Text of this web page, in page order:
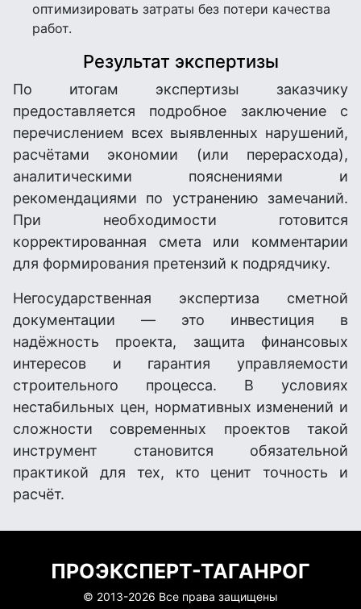
оптимизировать затраты без потери качества
работ.
Результат экспертизы
По итогам экспертизы заказчику
предоставляется подробное заключение с
перечислением всех выявленных нарушений,
расчётами экономии (или перерасхода),
аналитическими пояснениями и
рекомендациями по устранению замечаний.
При необходимости готовится
корректированная смета или комментарии
для формирования претензий к подрядчику.
Негосударственная экспертиза сметной
документации — это инвестиция в
надёжность проекта, защита финансовых
интересов и гарантия управляемости
строительного процесса. В условиях
нестабильных цен, нормативных изменений и
сложности современных проектов такой
инструмент становится обязательной
практикой для тех, кто ценит точность и
расчёт.
ПРОЭКСПЕРТ-ТАГАНРОГ
© 2013-2026 Все права защищены